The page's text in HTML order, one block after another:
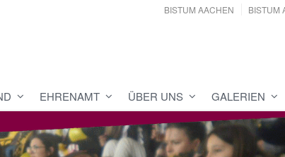
BISTUM AACHEN BISTUM
EHRENAMT ÜBER UNS GALERIEN